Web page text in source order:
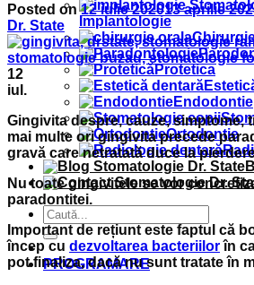
Implantologie
Protetica
Endodontie
Ortodontie
PROGRAMARE
Posted on12 iulie 202013 aprilie
Dr. State
12
iul.
Gingivita despre, cauze, simptome,
mai multe ori gingivita precede
gravă care netratată duce la
Nu toate gingivitele se vor
paradontitei.
Important de rețiunt este faptul că
încep cu dezvoltarea bacteriilorîn
pot finaliza, dacă nu sunt tratate în